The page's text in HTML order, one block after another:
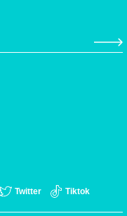
Twitter Tiktok